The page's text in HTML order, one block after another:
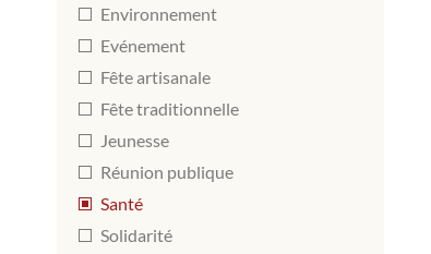
Environnement
Evénement
Fête artisanale
Fête traditionnelle
Jeunesse
Réunion publique
Santé
Solidarité